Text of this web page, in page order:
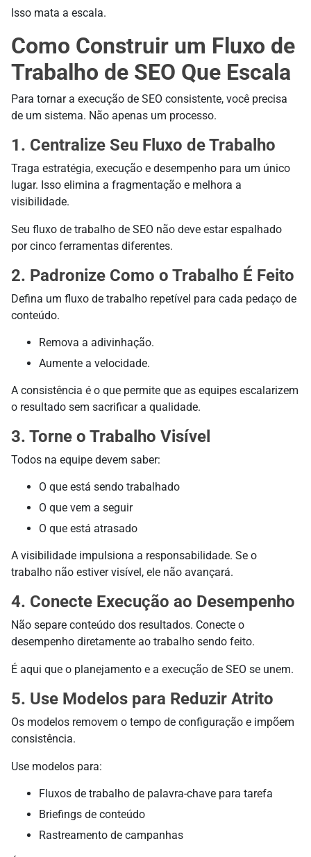
Isso mata a escala.
Como Construir um Fluxo de
Trabalho de SEO Que Escala
Para tornar a execução de SEO consistente, você precisa
de um sistema. Não apenas um processo.
1. Centralize Seu Fluxo de Trabalho
Traga estratégia, execução e desempenho para um único
lugar. Isso elimina a fragmentação e melhora a
visibilidade.
Seu fluxo de trabalho de SEO não deve estar espalhado
por cinco ferramentas diferentes.
2. Padronize Como o Trabalho É Feito
Defina um fluxo de trabalho repetível para cada pedaço de
conteúdo.
Remova a adivinhação.
Aumente a velocidade.
A consistência é o que permite que as equipes escalarizem
o resultado sem sacrificar a qualidade.
3. Torne o Trabalho Visível
Todos na equipe devem saber:
O que está sendo trabalhado
O que vem a seguir
O que está atrasado
A visibilidade impulsiona a responsabilidade. Se o
trabalho não estiver visível, ele não avançará.
4. Conecte Execução ao Desempenho
Não separe conteúdo dos resultados. Conecte o
desempenho diretamente ao trabalho sendo feito.
É aqui que o planejamento e a execução de SEO se unem.
5. Use Modelos para Reduzir Atrito
Os modelos removem o tempo de configuração e impõem
consistência.
Use modelos para:
Fluxos de trabalho de palavra-chave para tarefa
Briefings de conteúdo
Rastreamento de campanhas